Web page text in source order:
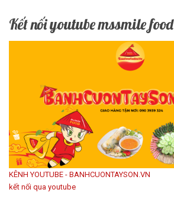
Kết nối youtube mssmile food
KÊNH YOUTUBE - BANHCUONTAYSON.VN
kết nối qua youtube